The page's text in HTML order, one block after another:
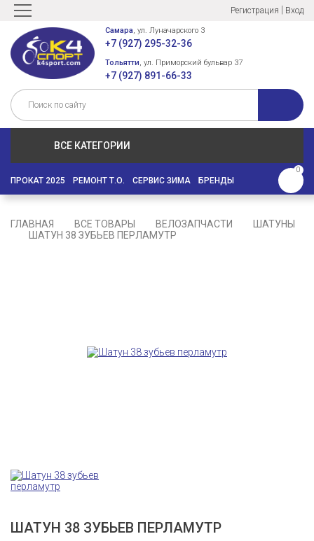
Регистрация Вход
Самара, ул. Луначарского 3
+7 (927) 295-32-36
Тольятти, ул. Приморский бульвар 37
+7 (927) 891-66-33
ВСЕ КАТЕГОРИИ
ПРОКАТ 2025 РЕМОНТ Т.О. СЕРВИС ЗИМА БРЕНДЫ
0
ГЛАВНАЯ ВСЕ ТОВАРЫ ВЕЛОЗАПЧАСТИ
ШАТУНЫ
ШАТУН 38 ЗУБЬЕВ ПЕРЛАМУТР
ШАТУН 38 ЗУБЬЕВ ПЕРЛАМУТР